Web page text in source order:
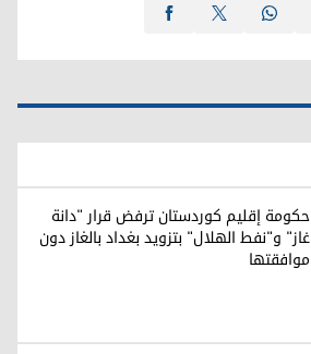
حكومة إقليم كوردستان ترفض قرار "دانة
غاز" و"نفط الهلال" بتزويد بغداد بالغاز دون
موافقتها